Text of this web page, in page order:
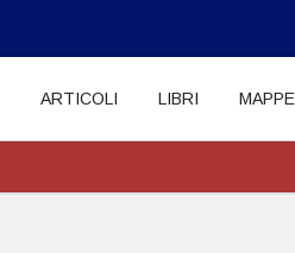
ARTICOLI LIBRI MAPPE